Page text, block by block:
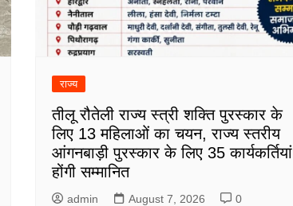
राज्य
तीलू रौतेली राज्य स्त्री शक्ति पुरस्कार के
लिए 13 महिलाओं का चयन, राज्य स्तरीय
आंगनबाड़ी पुरस्कार के लिए 35 कार्यकर्तियां
होंगी सम्मानित
admin August 7, 2026 0